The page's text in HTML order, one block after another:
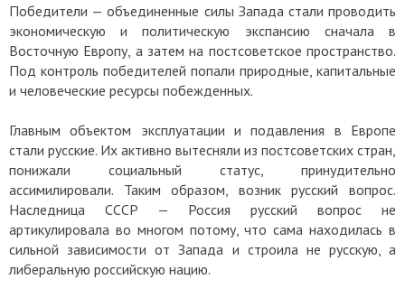
Победители — объединенные силы Запада стали проводить
экономическую и политическую экспансию сначала в
Восточную Европу, а затем на постсоветское пространство.
Под контроль победителей попали природные, капитальные
и человеческие ресурсы побежденных.
Главным объектом эксплуатации и подавления в Европе
стали русские. Их активно вытесняли из постсоветских стран,
понижали социальный статус, принудительно
ассимилировали. Таким образом, возник русский вопрос.
Наследница СССР — Россия русский вопрос не
артикулировала во многом потому, что сама находилась в
сильной зависимости от Запада и строила не русскую, а
либеральную российскую нацию.